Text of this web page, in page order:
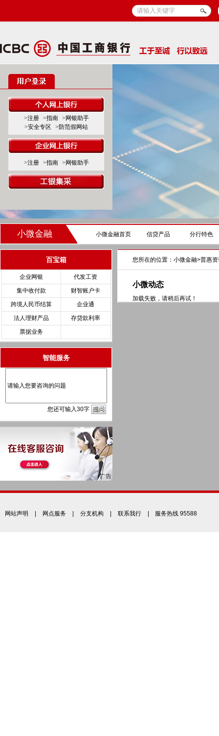
>注册 >指南
>网银助手
>安全专区
>防范假网站
>注册 >指南 >网银助手
小微金融 小微金融首页 信贷产品 分行特色
百宝箱
企业网银
代发工资
集中收付款
财智账户卡
跨境人民币结算
企业通
法人理财产品
存贷款利率
票据业务
智能服务
您还可输入30字
您所在的位置： 小微金融>普惠
小微动态
加载失败，请稍后再试！
网站声明 网点服务 分支机构 联系我行 | 服务热线 95588